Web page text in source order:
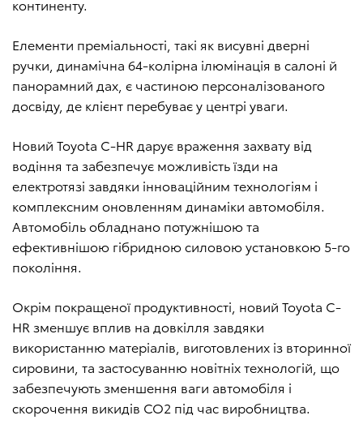
континенту.
Елементи преміальності, такі як висувні дверні
ручки, динамічна 64-колірна ілюмінація в салоні й
панорамний дах, є частиною персоналізованого
досвіду, де клієнт перебуває у центрі уваги.
Новий Toyota C-HR дарує враження захвату від
водіння та забезпечує можливість їзди на
електротязі завдяки інноваційним технологіям і
комплексним оновленням динаміки автомобіля.
Автомобіль обладнано потужнішою та
ефективнішою гібридною силовою установкою 5-го
покоління.
Окрім покращеної продуктивності, новий Toyota C-
HR зменшує вплив на довкілля завдяки
використанню матеріалів, виготовлених із вторинної
сировини, та застосуванню новітніх технологій, що
забезпечують зменшення ваги автомобіля і
скорочення викидів CO2 під час виробництва.